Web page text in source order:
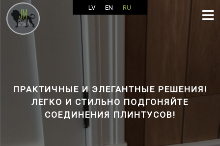
LV EN RU
ПРАКТИЧНЫЕ И ЭЛЕГАНТНЫЕ РЕШЕНИЯ!
ЛЕГКО И СТИЛЬНО ПОДГОНЯЙТЕ
СОЕДИНЕНИЯ ПЛИНТУСОВ!